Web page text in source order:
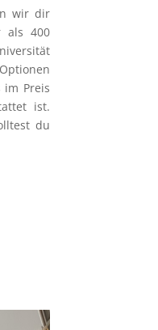
wir dir
als 400
im Preis
ist.
du